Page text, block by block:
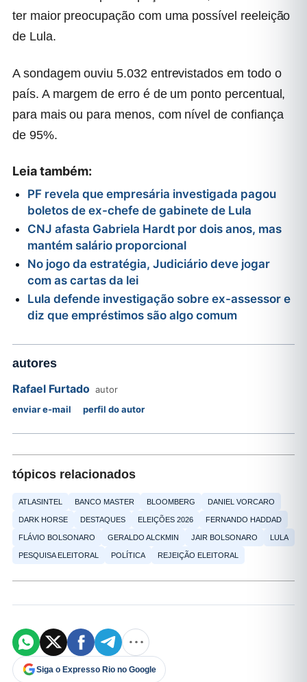
ter maior preocupação com uma possível reeleição
de Lula.
A sondagem ouviu 5.032 entrevistados em todo o
país. A margem de erro é de um ponto percentual,
para mais ou para menos, com nível de confiança
de 95%.
Leia também:
PF revela que empresária investigada pagou
boletos de ex-chefe de gabinete de Lula
CNJ afasta Gabriela Hardt por dois anos, mas
mantém salário proporcional
No jogo da estratégia, Judiciário deve jogar
com as cartas da lei
Lula defende investigação sobre ex-assessor e
diz que empréstimos são algo comum
autores
Rafael Furtado autor
enviar e-mail
perfil do autor
tópicos relacionados
ATLASINTEL BANCO MASTER BLOOMBERG DANIEL VORCARO
DARK HORSE DESTAQUES ELEIÇÕES 2026 FERNANDO HADDAD
FLÁVIO BOLSONARO GERALDO ALCKMIN JAIR BOLSONARO LULA
PESQUISA ELEITORAL POLÍTICA REJEIÇÃO ELEITORAL
Siga o Expresso Rio no Google